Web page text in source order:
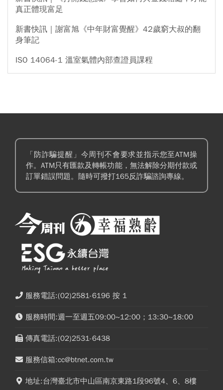
真正體現富足
新書快訊｜謝富旭《中年財富覺醒》42歲窮大叔的翻
身筆記
ISO 14064-1 溫室氣體內部查證員課程
「防詐騙提醒」今周刊不會要求並指示您至ATM操
作。ATM只有匯款及轉帳功能，無法解除分期付款或
訂單錯誤問題。隨時可撥打165反詐騙諮詢專線。
服務電話:(02)2581-6196 按 1
服務時間:週一至週五09:00~12:00；13:30~18:00
傳真電話:(02)2531-6438
服務信箱:cc@btnet.com.tw
地址:台灣臺北市中山區南京東路1段96號4、6、8樓